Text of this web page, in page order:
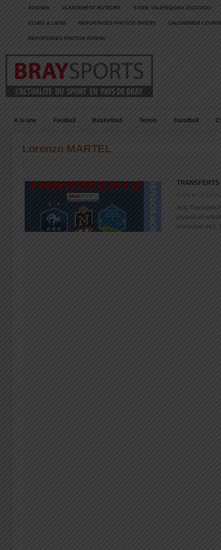
AGENDA CLASSEMENT BUTEURS STADE VALERIQUAIS 2022/2023
CLUBS & LIENS REPORTAGES PHOTOS DIVERS CALENDRIER
REPORTAGES PHOTOS DIVERS
A la une Football Basketball Tennis Handball
Lorenzo MARTEL
TRANSFERTS
Posté le: 21
Actu Transferts
joueurs et
beaucoup de [...]